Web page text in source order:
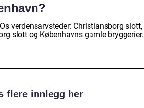
verdensarvsteder: Christiansborg slott,
slott og Københavns gamle bryggerier.
flere innlegg her